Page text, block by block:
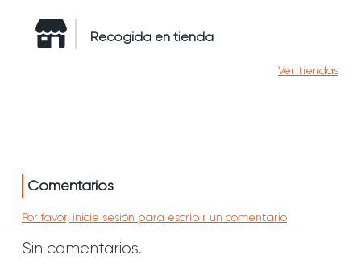
Recogida en tienda
Ver tiendas
Comentarios
Por favor, inicie sesión para escribir un comentario
Sin comentarios.